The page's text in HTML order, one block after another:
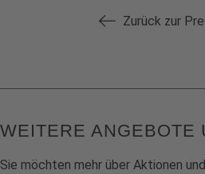
Zurück zur
WEITERE ANGEBOTE
Sie möchten mehr über Aktionen